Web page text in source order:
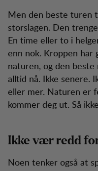
Men den beste turen
storslagen. Den
En time eller to i
enn nok. Kroppen
naturen, og den
alltid nå. Ikke senere.
eller mer. Naturen er
kommer deg ut. Så
Ikke vær redd
Noen tenker også at